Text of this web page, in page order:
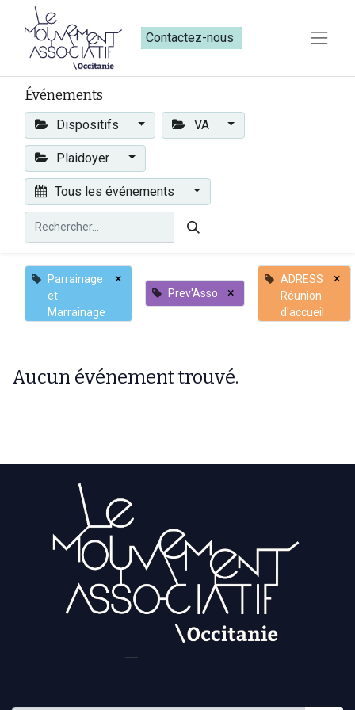
Contactez-nous​​
Événements
Dispositifs VA
Plaidoyer
Tous les événements
Parrainage
et
Marrainage
×
Prev'Asso ×
ADRESS
Réunion
d'accueil
×
Aucun événement trouvé.